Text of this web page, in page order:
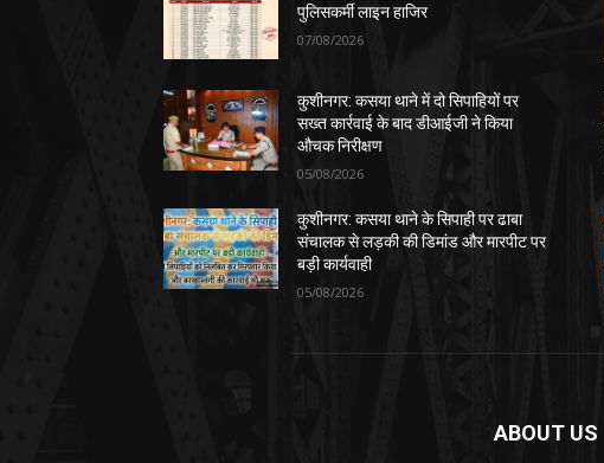
पुलिसकर्मी लाइन हाजिर
07/08/2026
कुशीनगर: कसया थाने में दो सिपाहियों पर
सख्त कार्रवाई के बाद डीआईजी ने किया
औचक निरीक्षण
05/08/2026
कुशीनगर: कसया थाने के सिपाही पर ढाबा
संचालक से लड़की की डिमांड और मारपीट पर
बड़ी कार्यवाही
05/08/2026
ABOUT US